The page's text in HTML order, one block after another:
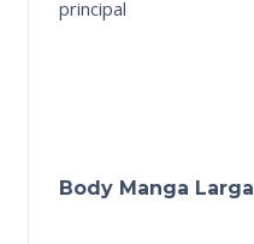
Body Manga Larga